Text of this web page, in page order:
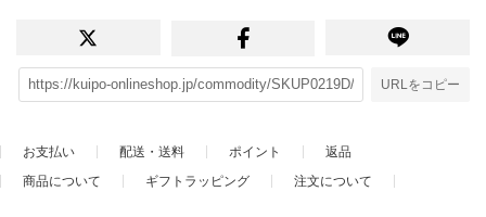
URLをコピー
お支払い 配送・送料 ポイント
返品
商品について
ギフトラッピング 注文について